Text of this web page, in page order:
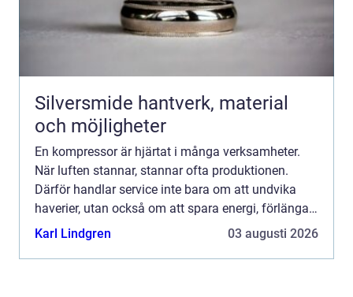
Silversmide hantverk, material
och möjligheter
En kompressor är hjärtat i många verksamheter.
När luften stannar, stannar ofta produktionen.
Därför handlar service inte bara om att undvika
haverier, utan också om att spara energi, förlänga
livslängden och skapa trygg drift över tid. Att serva
Karl Lindgren 03 augusti 2026